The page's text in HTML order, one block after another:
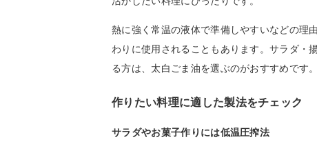
熱に強く常温の液体で準備しやすいなどの理
わりに使用されることもあります。サラダ・
る方は、太白ごま油を選ぶのがおすすめです。
作りたい料理に適した製法をチェック
サラダやお菓子作りには低温圧搾法